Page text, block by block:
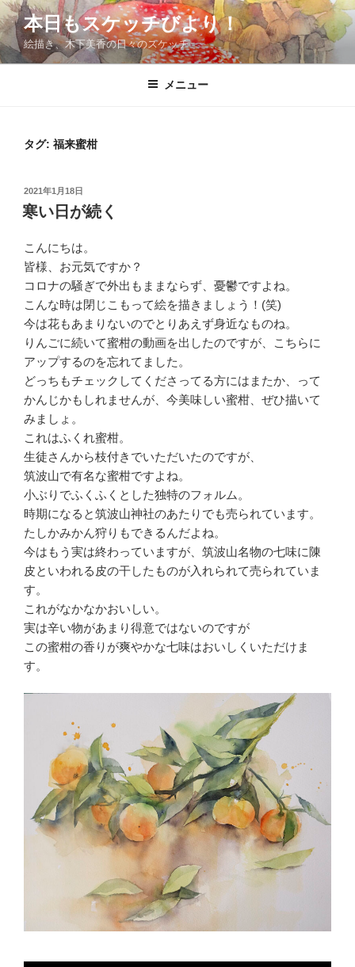
コ
ン
テ
ン
本日もスケッチびより！
絵描き、木下美香の日々のスケッチ
メニュー
タグ: 福来蜜柑
投
稿
日:
2021年1月18日
寒い日が続く
こんにちは。
皆様、お元気ですか？
コロナの騒ぎで外出もままならず、憂鬱ですよね。
こんな時は閉じこもって絵を描きましょう！(笑)
今は花もあまりないのでとりあえず身近なものね。
りんごに続いて蜜柑の動画を出したのですが、こちらに
アップするのを忘れてました。
どっちもチェックしてくださってる方にはまたか、って
かんじかもしれませんが、今美味しい蜜柑、ぜひ描いて
みましょ。
これはふくれ蜜柑。
生徒さんから枝付きでいただいたのですが、
筑波山で有名な蜜柑ですよね。
小ぶりでふくふくとした独特のフォルム。
時期になると筑波山神社のあたりでも売られています。
たしかみかん狩りもできるんだよね。
今はもう実は終わっていますが、筑波山名物の七味に陳
皮といわれる皮の干したものが入れられて売られていま
す。
これがなかなかおいしい。
実は辛い物があまり得意ではないのですが
この蜜柑の香りが爽やかな七味はおいしくいただけま
す。